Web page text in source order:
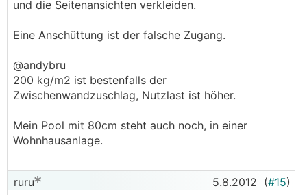
und die Seitenansichten verkleiden.
Eine Anschüttung ist der falsche Zugang.
@andybru
200 kg/m2 ist bestenfalls der
Zwischenwandzuschlag, Nutzlast ist höher.
Mein Pool mit 80cm steht auch noch, in einer
Wohnhausanlage.
ruru 5.8.2012 (#15)